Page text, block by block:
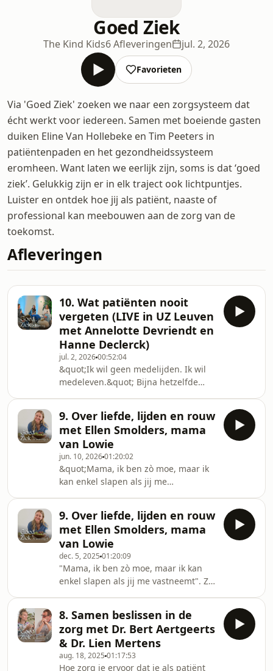
Goed Ziek
The Kind Kids6 Afleveringen jul. 2, 2026
Favorieten
Via 'Goed Ziek' zoeken we naar een zorgsysteem dat
écht werkt voor iedereen. Samen met boeiende gasten
duiken Eline Van Hollebeke en Tim Peeters in
patiëntenpaden en het gezondheidssysteem
eromheen. Want laten we eerlijk zijn, soms is dat ‘goed
ziek’. Gelukkig zijn er in elk traject ook lichtpuntjes.
Luister en ontdek hoe jij als patiënt, naaste of
professional kan meebouwen aan de zorg van de
toekomst.
Afleveringen
10. Wat patiënten nooit
vergeten (LIVE in UZ Leuven
met Annelotte Devriendt en
Hanne Declerck)
jul. 2, 202600:52:04
&quot;Ik wil geen medelijden. Ik wil
medeleven.&quot; Bijna hetzelfde
tiende aflevering trok &#39;Goed
Ziek&#39; naar UZ Leuven voor een
live podcastopname in een zaal vol
zorgverleners. Eline en Tim gingen in
gesprek met patiënt en
ervaringsdeskundige Annelotte
Devriendt en clinical support
manager Hanne Declerck. Over
lichtpunten. O
9. Over liefde, lijden en rouw
met Ellen Smolders, mama
van Lowie
jun. 10, 202601:20:02
&quot;Mama, ik ben zò moe, maar ik
kan enkel slapen als jij me
woorden die Lowie zei tegen zijn
mama. Ellen Smolders verloor in mei
2024 haar zoontje Lowie aan een
hersentumor, na een lange en zware
periode.We spraken Ellen in 2025. In
deze aflevering deelt ze openhartig
de pijnpunten waar ze tegenaan
liepen in de zorg: eindeloze wach
9. Over liefde, lijden en rouw
met Ellen Smolders, mama
van Lowie
dec. 5, 2025 01:20:09
"Mama, ik ben zò moe, maar ik kan
enkel slapen als jij me vastneemt". Zo
zijn mama. Ellen Smolders verloor in
mei 2024 haar zoontje Lowie aan een
hersentumor, na een lange en zware
periode.In deze aflevering deelt ze
8. Samen beslissen in de
zorg met Dr. Bert Aertgeerts
& Dr. Lien Mertens
aug. 18, 2025 01:17:53
Hoe zorg je ervoor dat je als patiënt